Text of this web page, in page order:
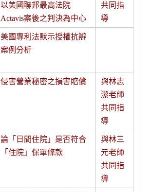
以美國聯邦最高法院
Actavis案後之判決為中心
共同指
導
美國專利法默示授權抗辯
案例分析
侵害營業秘密之損害賠償
與林志
潔老師
共同指
導
論「日間住院」是否符合
「住院」保單條款
與林三
元老師
共同指
導